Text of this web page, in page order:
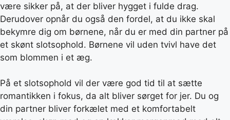
være sikker på, at der bliver hygget i fulde drag.
Derudover opnår du også den fordel, at du ikke skal
bekymre dig om børnene, når du er med din partner på
et skønt slotsophold. Børnene vil uden tvivl have det
som blommen i et æg.
På et slotsophold vil der være god tid til at sætte
romantikken i fokus, da alt bliver sørget for jer. Du og
din partner bliver forkælet med et komfortabelt